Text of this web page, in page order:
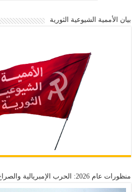
بيان الأممية الشيوعية الثورية
منظورات عام 2026: الحرب الإمبريالية والصراع الطبقي